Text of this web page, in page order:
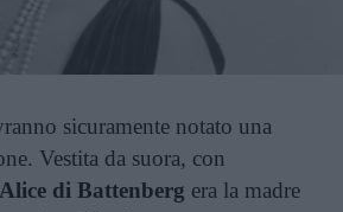
sicuramente notato una
Vestita da suora, con
Alice di Battenberg era la madre